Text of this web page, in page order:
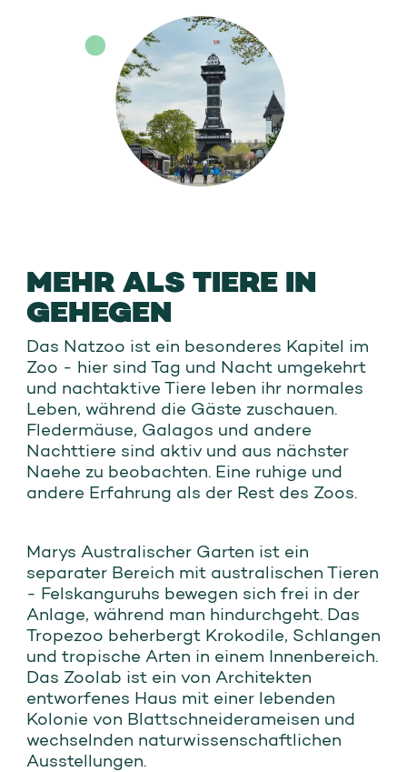
MEHR ALS TIERE IN
GEHEGEN
Das Natzoo ist ein besonderes Kapitel im
Zoo - hier sind Tag und Nacht umgekehrt
und nachtaktive Tiere leben ihr normales
Leben, während die Gäste zuschauen.
Fledermäuse, Galagos und andere
Nachttiere sind aktiv und aus nächster
Naehe zu beobachten. Eine ruhige und
andere Erfahrung als der Rest des Zoos.
Marys Australischer Garten ist ein
separater Bereich mit australischen Tieren
- Felskanguruhs bewegen sich frei in der
Anlage, während man hindurchgeht. Das
Tropezoo beherbergt Krokodile, Schlangen
und tropische Arten in einem Innenbereich.
Das Zoolab ist ein von Architekten
entworfenes Haus mit einer lebenden
Kolonie von Blattschneiderameisen und
wechselnden naturwissenschaftlichen
Ausstellungen.